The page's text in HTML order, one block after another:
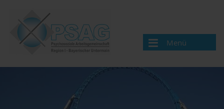
Menü
Wir über uns